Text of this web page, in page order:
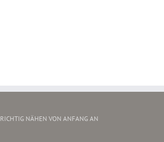
RICHTIG NÄHEN VON ANFANG AN